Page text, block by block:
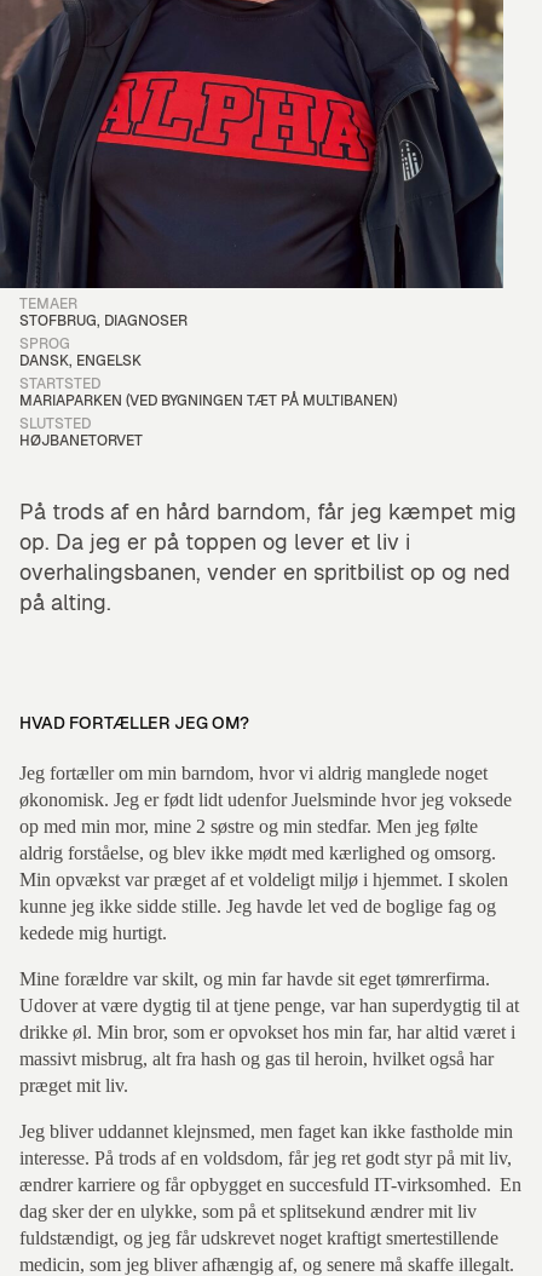
Hør Mikkel fortælle om stofbrug, diagnoser og hvordan livet bliver
TEMAER
STOFBRUG, DIAGNOSER
SPROG
DANSK, ENGELSK
STARTSTED
MARIAPARKEN (VED BYGNINGEN TÆT PÅ MULTIBANEN)
SLUTSTED
HØJBANETORVET
På trods af en hård barndom, får jeg kæmpet mig
op. Da jeg er på toppen og lever et liv i
overhalingsbanen, vender en spritbilist op og ned
på alting.
HVAD FORTÆLLER JEG OM?
Jeg fortæller om min barndom, hvor vi aldrig manglede noget
økonomisk. Jeg er født lidt udenfor Juelsminde hvor jeg voksede
op med min mor, mine 2 søstre og min stedfar. Men jeg følte
aldrig forståelse, og blev ikke mødt med kærlighed og omsorg.
Min opvækst var præget af et voldeligt miljø i hjemmet. I skolen
kunne jeg ikke sidde stille. Jeg havde let ved de boglige fag og
kedede mig hurtigt.
Mine forældre var skilt, og min far havde sit eget tømrerfirma.
Udover at være dygtig til at tjene penge, var han superdygtig til at
drikke øl. Min bror, som er opvokset hos min far, har altid været i
massivt misbrug, alt fra hash og gas til heroin, hvilket også har
præget mit liv.
Jeg bliver uddannet klejnsmed, men faget kan ikke fastholde min
interesse. På trods af en voldsdom, får jeg ret godt styr på mit liv,
ændrer karriere og får opbygget en succesfuld IT-virksomhed. En
dag sker der en ulykke, som på et splitsekund ændrer mit liv
fuldstændigt, og jeg får udskrevet noget kraftigt smertestillende
medicin, som jeg bliver afhængig af, og senere må skaffe illegalt.